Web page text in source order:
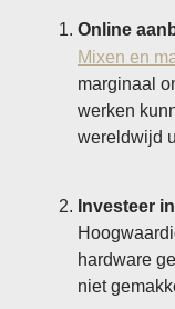
Online
Mixen en
marginaal
werken
wereldwijd
Investeer
hardware
niet